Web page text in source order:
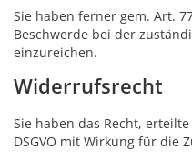
Sie haben ferner gem. Art.
Beschwerde bei der
einzureichen.
Widerrufsrecht
Sie haben das Recht,
DSGVO mit Wirkung für die